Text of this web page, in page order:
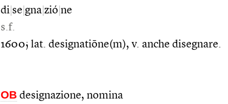
di se gna zió ne
s.f.
1600; lat. designatiōne(m), v. anche disegnare.
OB designazione, nomina